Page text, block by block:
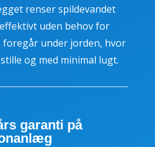
renser spildevandet
uden behov for
foregår under jorden, hvor
og med minimal lugt.
garanti på